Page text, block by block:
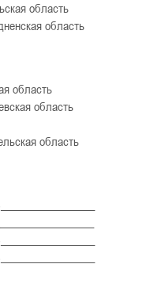
область
область
область
область
область